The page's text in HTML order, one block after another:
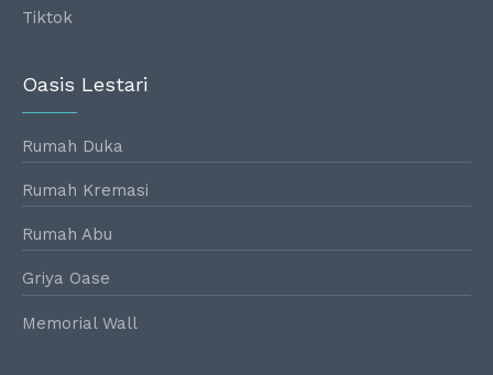
Tiktok
Oasis Lestari
Rumah Duka
Rumah Kremasi
Rumah Abu
Griya Oase
Memorial Wall